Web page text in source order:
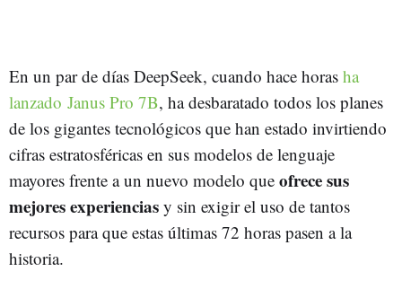
En un par de días DeepSeek, cuando hace horas ha
lanzado Janus Pro 7B, ha desbaratado todos los planes
de los gigantes tecnológicos que han estado invirtiendo
cifras estratosféricas en sus modelos de lenguaje
mayores frente a un nuevo modelo que ofrece sus
mejores experiencias y sin exigir el uso de tantos
recursos para que estas últimas 72 horas pasen a la
historia.